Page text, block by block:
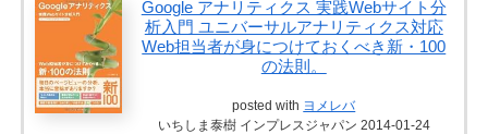
Google アナリティクス 実践Webサイト分
析入門 ユニバーサルアナリティクス対応
Web担当者が身につけておくべき新・100
の法則。
posted with ヨメレバ
いちしま泰樹 インプレスジャパン 2014-01-24